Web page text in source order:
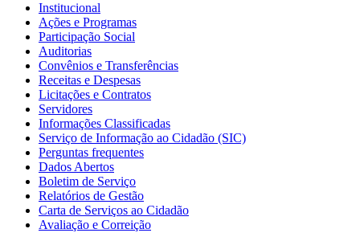
Institucional
Ações e Programas
Participação Social
Auditorias
Convênios e Transferências
Receitas e Despesas
Licitações e Contratos
Servidores
Informações Classificadas
Serviço de Informação ao Cidadão (SIC)
Perguntas frequentes
Dados Abertos
Boletim de Serviço
Relatórios de Gestão
Carta de Serviços ao Cidadão
Avaliação e Correição